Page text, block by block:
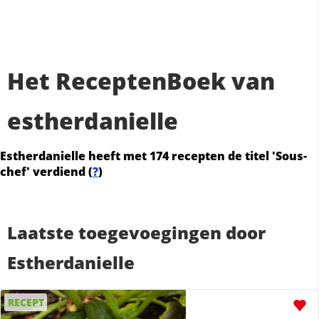
Het ReceptenBoek van
estherdanielle
Estherdanielle heeft met 174 recepten de titel 'Sous-
chef' verdiend (?)
Laatste toegevoegingen door
Estherdanielle
RECEPT